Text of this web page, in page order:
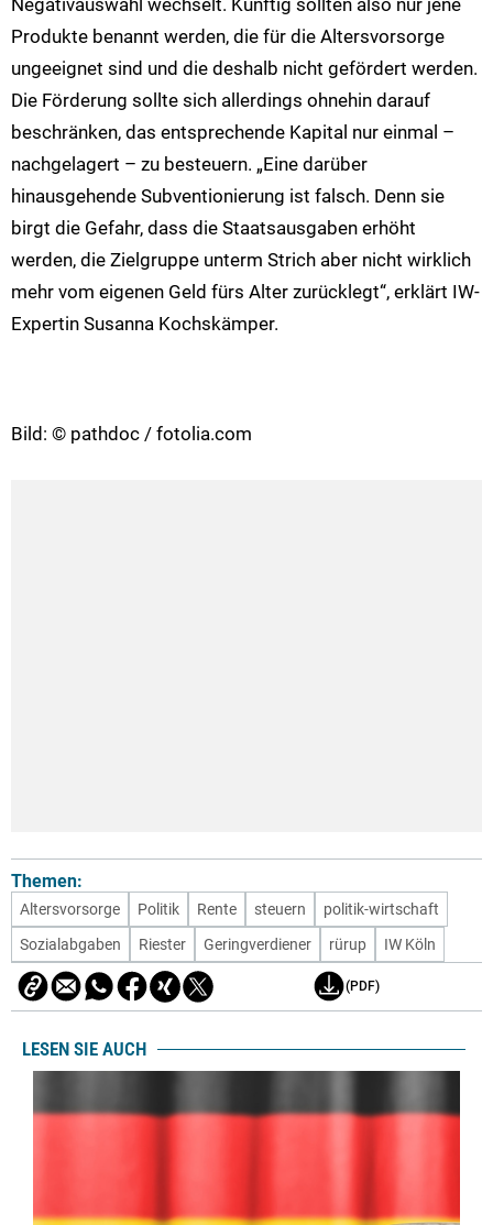
Negativauswahl wechselt. Künftig sollten also nur jene
Produkte benannt werden, die für die Altersvorsorge
ungeeignet sind und die deshalb nicht gefördert werden.
Die Förderung sollte sich allerdings ohnehin darauf
beschränken, das entsprechende Kapital nur einmal –
nachgelagert – zu besteuern. „Eine darüber
hinausgehende Subventionierung ist falsch. Denn sie
birgt die Gefahr, dass die Staatsausgaben erhöht
werden, die Zielgruppe unterm Strich aber nicht wirklich
mehr vom eigenen Geld fürs Alter zurücklegt“, erklärt IW-
Expertin Susanna Kochskämper.
Bild: © pathdoc / fotolia.com
Themen:
Altersvorsorge Politik Rente steuern
politik-wirtschaft
Sozialabgaben
Riester Geringverdiener rürup IW Köln
(PDF)
LESEN SIE AUCH